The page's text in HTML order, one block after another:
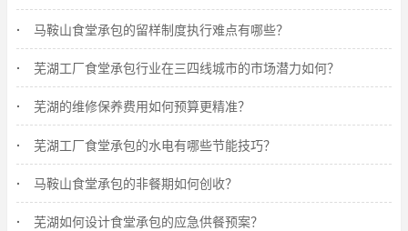
马鞍山食堂承包的留样制度执行难点有哪些？
芜湖工厂食堂承包行业在三四线城市的市场潜力如何？
芜湖的维修保养费用如何预算更精准？
芜湖工厂食堂承包的水电有哪些节能技巧？
马鞍山食堂承包的非餐期如何创收？
芜湖如何设计食堂承包的应急供餐预案？